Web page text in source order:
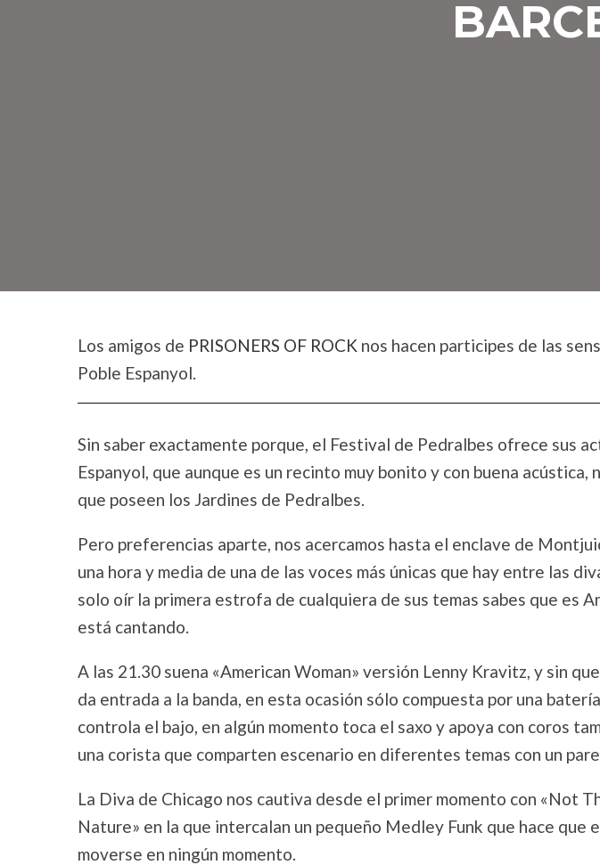
Los amigos de PRISONERS OF ROCK nos hacen participes de las
Poble Espanyol.
Sin saber exactamente porque, el Festival de Pedralbes ofrece sus
Espanyol, que aunque es un recinto muy bonito y con buena acústica,
que poseen los Jardines de Pedralbes.
Pero preferencias aparte, nos acercamos hasta el enclave de
una hora y media de una de las voces más únicas que hay entre las
solo oír la primera estrofa de cualquiera de sus temas sabes que es
está cantando.
A las 21.30 suena «American Woman» versión Lenny Kravitz, y sin
da entrada a la banda, en esta ocasión sólo compuesta por una
controla el bajo, en algún momento toca el saxo y apoya con coros
una corista que comparten escenario en diferentes temas con un
La Diva de Chicago nos cautiva desde el primer momento con «Not
Nature» en la que intercalan un pequeño Medley Funk que hace que
moverse en ningún momento.